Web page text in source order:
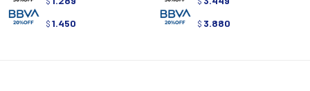
$ 1.450 $ 3.880